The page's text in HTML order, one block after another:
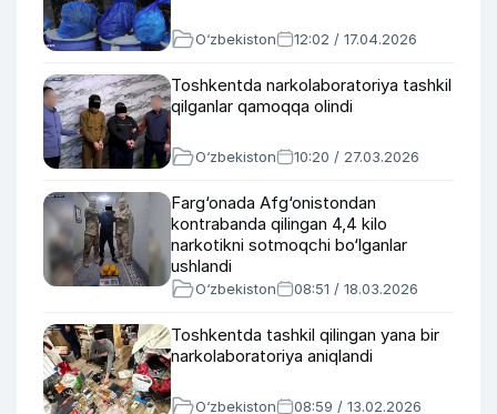
O‘zbekiston 12:02 / 17.04.2026
Toshkentda narkolaboratoriya tashkil
qilganlar qamoqqa olindi
O‘zbekiston 10:20 / 27.03.2026
Farg‘onada Afg‘onistondan
kontrabanda qilingan 4,4 kilo
narkotikni sotmoqchi bo‘lganlar
ushlandi
O‘zbekiston 08:51 / 18.03.2026
Toshkentda tashkil qilingan yana bir
narkolaboratoriya aniqlandi
O‘zbekiston 08:59 / 13.02.2026